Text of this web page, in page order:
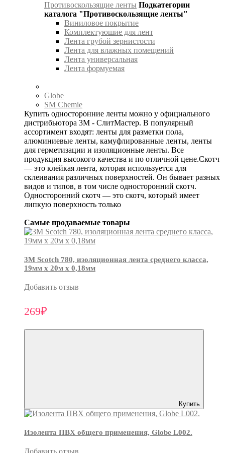
Противоскользящие ленты Подкатегории
каталога "Противоскользящие ленты"
Виниловое покрытие
Комплектуюшие для лент
Лента грубой зернистости
Лента для влажных помещений
Лента универсальная
Лента формуемая
Globe
SM Chemie
Купить односторонние ленты можно у официального
дистрибьютора 3М - СлитМастер. В популярный
ассортимент входят: ленты для разметки пола,
алюминиевые ленты, камуфлированные ленты, ленты
для герметизации и изоляционные ленты. Все
продукция высокого качества и по отличной цене.Скотч
— это клейкая лента, которая используется для
склеивания различных поверхностей. Он бывает разных
видов и типов, в том числе односторонний скотч.
Односторонний скотч — это скотч, который имеет
липкую поверхность только
Самые продаваемые товары
3М Scotch 780, изоляционная лента среднего класса,
19мм х 20м х 0,18мм
Добавить отзыв
269₽
Купить
Изолента ПВХ общего применения, Globe L002.
Добавить отзыв